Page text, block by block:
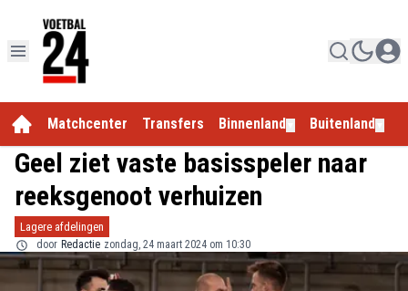
Matchcenter Transfers Binnenland Buitenland
Geel ziet vaste basisspeler naar
reeksgenoot verhuizen
Lagere afdelingen
door Redactie zondag, 24 maart 2024 om 10:30